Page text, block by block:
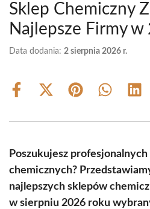
Sklep Chemiczny
Najlepsze Firmy w
Data dodania: 2 sierpnia 2026 r.
Share
Share
(Twitter)
Share Share
Poszukujesz
chemicznych?
najlepszych sklepów
w sierpniu 2026 roku